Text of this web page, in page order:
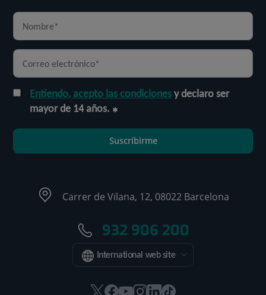
Entiendo, acepto las condicionesy declaro ser
mayor de 14 años.
Suscribirme
Carrer de Vilana, 12, 08022 Barcelona
932 906 200
International web site
EsteEsteEsteEsteEsteEnlace